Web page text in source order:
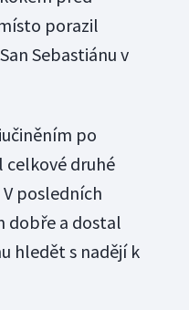
porazil
Sebastiánu v
po
celkové druhé
posledních
dobře a dostal
hledět s nadějí k